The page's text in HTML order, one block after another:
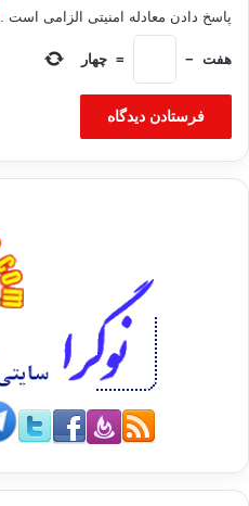
پاسخ دادن معادله امنیتی الزامی است .
هفت −
= چهار